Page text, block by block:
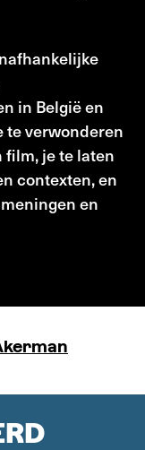
in België en
te verwonderen
film, je te laten
contexten, en
en